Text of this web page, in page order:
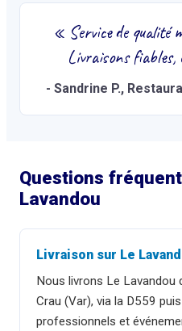
« Service de qualité
Livraisons fiables,
- Sandrine P.,
Questions
Lavandou
Livraison sur Le
Nous livrons Le Lavandou
Crau (Var), via la D559
professionnels et